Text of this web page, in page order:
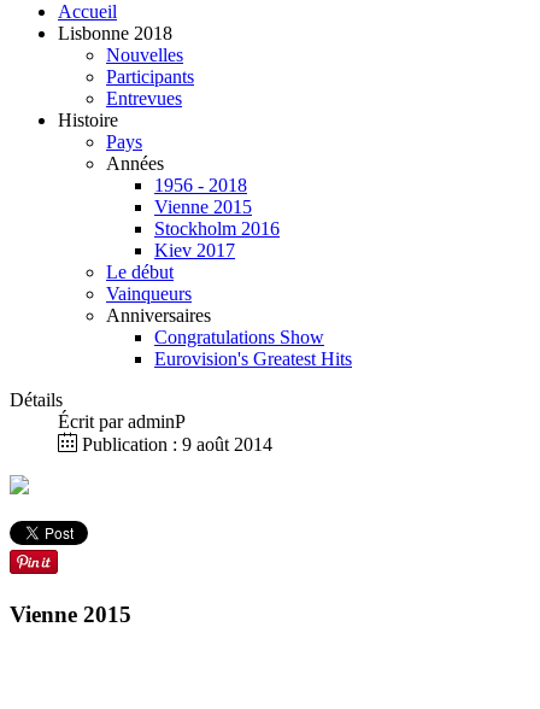
Accueil
Lisbonne 2018
Nouvelles
Participants
Entrevues
Histoire
Pays
Années
1956 - 2018
Vienne 2015
Stockholm 2016
Kiev 2017
Le début
Vainqueurs
Anniversaires
Congratulations Show
Eurovision's Greatest Hits
Détails
Écrit paradminP
Publication : 9 août 2014
Vienne 2015